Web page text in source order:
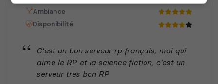
Ambiance
Disponibilité
C'est un bon serveur rp français, moi qui
aime le RP et la science fiction, c'est un
serveur tres bon RP